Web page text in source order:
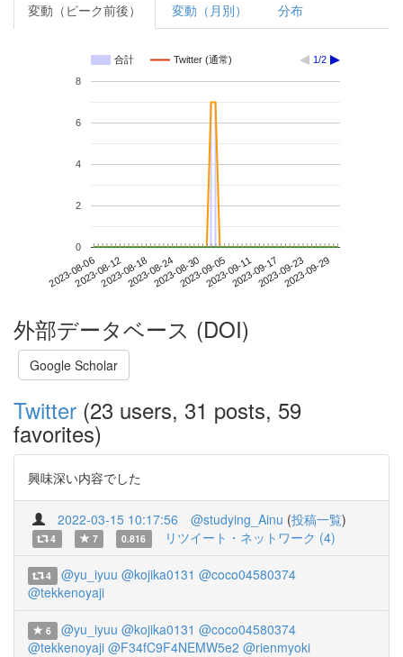
変動（ピーク前後） 変動（月別） 分布
合計 Twitter (通常) 1/2
2023-08-062023-08-122023-08-182023-08-242023-08-302023-09-052023-09-112023-09-172023-09-232023-09-29
0
2
4
6
8
外部データベース (DOI)
Google Scholar
Twitter (23 users, 31 posts, 59
favorites)
興味深い内容でした
2022-03-15 10:17:56 @studying_Ainu (投稿一覧)
4 7 0.816 リツイート・ネットワーク (4)
4 @yu_iyuu @kojika0131 @coco04580374
@tekkenoyaji
6 @yu_iyuu @kojika0131 @coco04580374
@tekkenoyaji @F34fC9F4NEMW5e2 @rienmyoki